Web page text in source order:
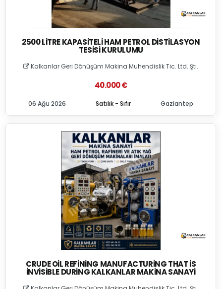
2500 LITRE KAPASITELI HAM PETROL DISTILASYON
TESISI KURULUMU
Kalkanlar Geri Dönüşüm Makina Muhendislik Tic. Ltd. Şti.
40.000 €
Satılık - Sıfır
06 Ağu 2026 Gaziantep
CRUDE OIL REFINING MANUFACTURING THAT İS
İNVISIBLE DURING KALKANLAR MAKINA SANAYI